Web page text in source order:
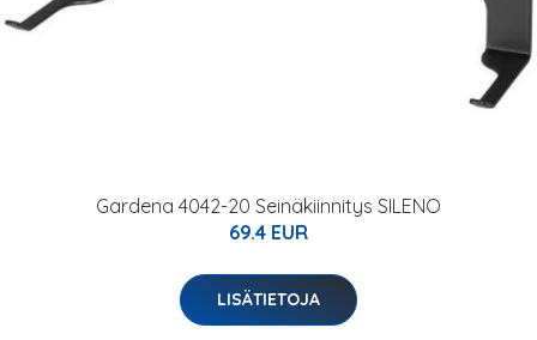
Gardena 4042-20 Seinäkiinnitys SILENO
69.4 EUR
LISÄTIETOJA